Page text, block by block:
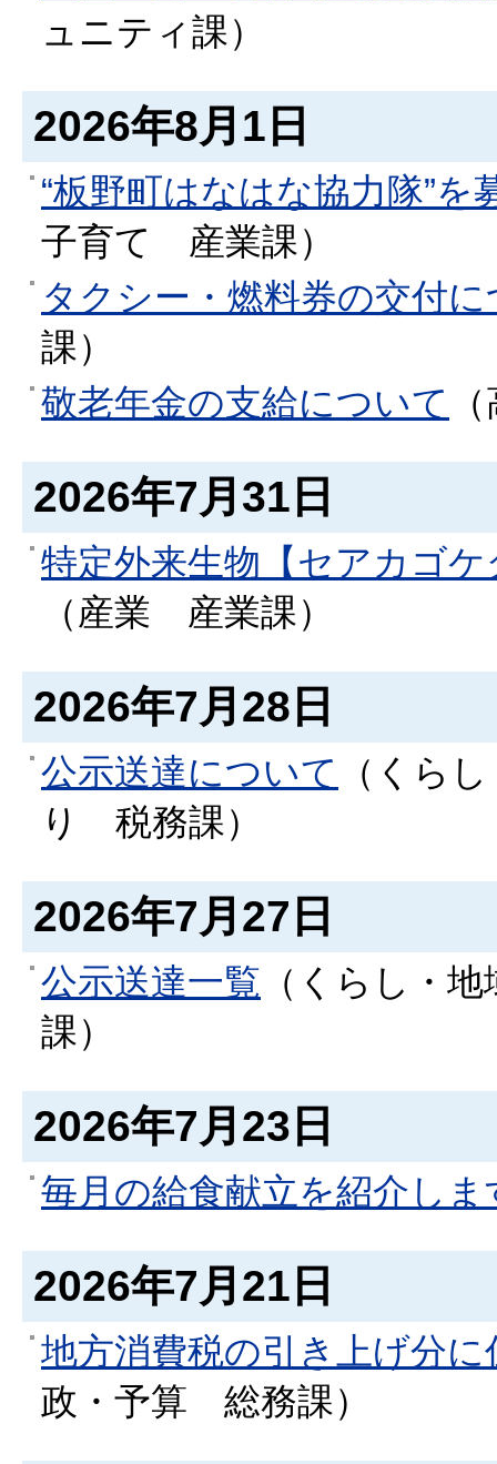
ュニティ課）
2026年8月1日
“板野町はなはな協力隊”を
子育て
産業課）
タクシー・燃料券の交付
課）
敬老年金の支給について
（
2026年7月31日
特定外来生物【セアカゴ
（ 産業 産業課）
2026年7月28日
公示送達について （ くら
り
税務課）
2026年7月27日
公示送達一覧 （ くらし・
課）
2026年7月23日
毎月の給食献立を紹介しま
2026年7月21日
地方消費税の引き上げ分
政・予算
総務課）